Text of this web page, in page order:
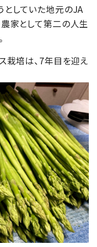
としていた地元のJA
家として第二の人生
栽培は、7年目を迎え